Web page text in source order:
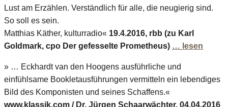
Lust am Erzählen. Verständlich für alle, die neugierig sind.
So soll es sein.
Matthias Käther, kulturradio« 19.4.2016, rbb (zu Karl
Goldmark, cpo Der gefesselte Prometheus) … lesen
» … Eckhardt van den Hoogens ausführliche und
einfühlsame Bookletausführungen vermitteln ein lebendiges
Bild des Komponisten und seines Schaffens.«
www.klassik.com / Dr. Jürgen Schaarwächter, 04.04.2016